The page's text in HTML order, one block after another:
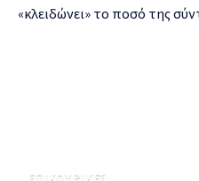
ΕΠΙΚΟΥΡΙΚΕΣ